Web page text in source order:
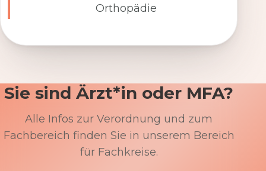
Orthopädie
Sie sind Ärzt*in oder MFA?
Alle Infos zur Verordnung und zum
Fachbereich finden Sie in unserem Bereich
für Fachkreise.